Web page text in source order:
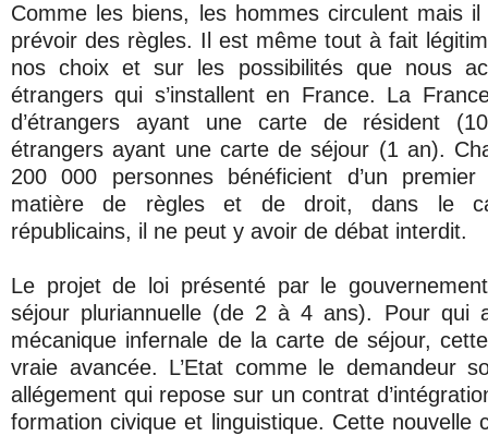
Comme les biens, les hommes circulent mais il
prévoir des règles. Il est même tout à fait
nos choix et sur les possibilités que nous
étrangers qui s’installent en France. La
d’étrangers ayant une carte de résident
étrangers ayant une carte de séjour (1 an).
200 000 personnes bénéficient d’un
matière de règles et de droit, dans le
républicains, il ne peut y avoir de débat interdit.
Le projet de loi présenté par le
séjour pluriannuelle (de 2 à 4 ans). Pour qui
mécanique infernale de la carte de séjour,
vraie avancée. L’Etat comme le demandeur
allégement qui repose sur un contrat
formation civique et linguistique. Cette nouvelle